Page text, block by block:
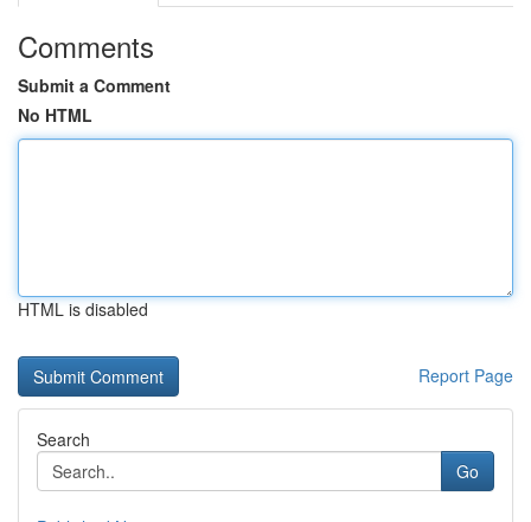
Comments
Submit a Comment
No HTML
HTML is disabled
Report Page
Search
Go